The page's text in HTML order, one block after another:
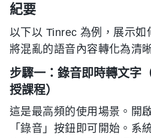
紀要
以下以 Tinrec 為例，展示如
將混亂的語音內容轉化為清
步驟一：錄音即時轉文字
授課程）
這是最高頻的使用場景。開
「錄音」按鈕即可開始。系